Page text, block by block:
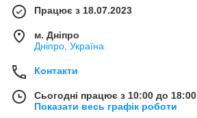
Працює з 18.07.2023
м. Дніпро
Дніпро, Україна
Контакти
Сьогодні працює з 10:00 до 18:00
Показати весь графік роботи